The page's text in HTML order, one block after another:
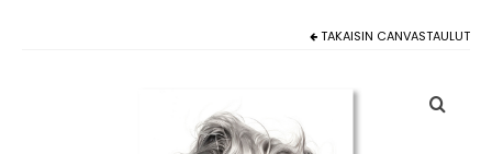
TAKAISIN CANVASTAULUT